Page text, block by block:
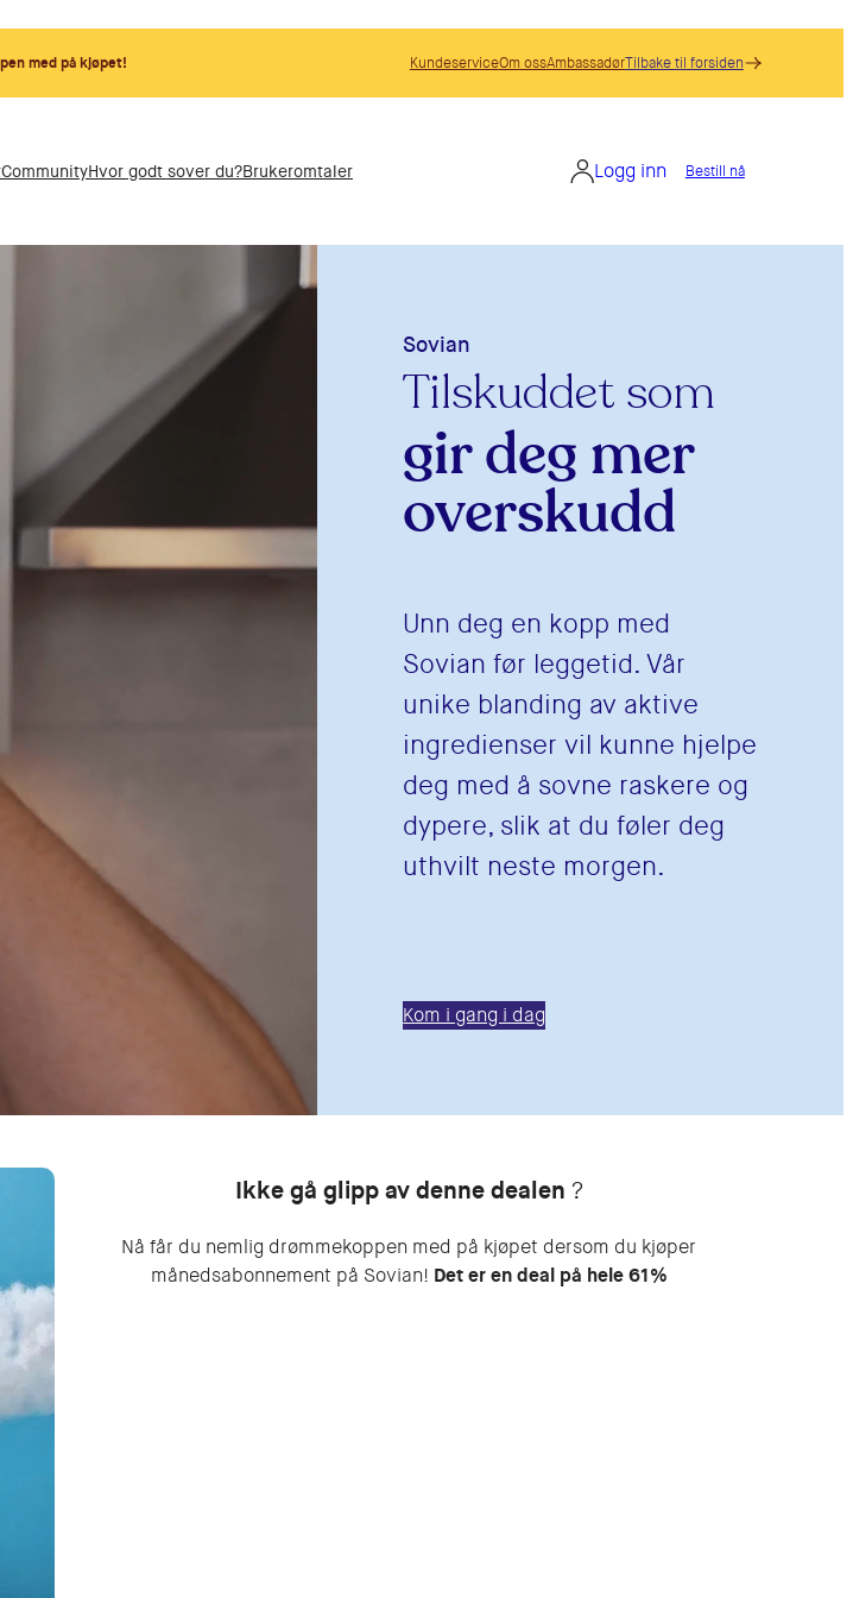
med på kjøpet! KundeserviceOm ossAmbassadørTilbake til forsiden
CommunityHvor godt sover du?Brukeromtaler Logg inn Bestill nå
Sovian
Tilskuddet som
bidrar til
bedre søvn
Unn deg en kopp med
Sovian før leggetid. Vår
unike blanding av aktive
ingredienser vil kunne hjelpe
deg med å sovne raskere og
dypere, slik at du føler deg
uthvilt neste morgen.
Kom i gang i dag
Ikke gå glipp av denne dealen ?
Nå får du nemlig drømmekoppen med på kjøpet dersom du kjøper
månedsabonnement på Sovian! Det er en deal på hele 61%